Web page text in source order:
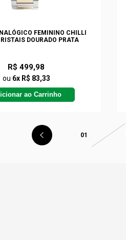
FEMININO CHILLI
DOURADO PRATA
R$ 499,98
ou 6x R$ 83,33
ao Carrinho
01